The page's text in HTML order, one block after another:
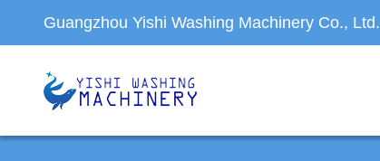
Guangzhou Yishi Washing Machinery Co., Ltd.